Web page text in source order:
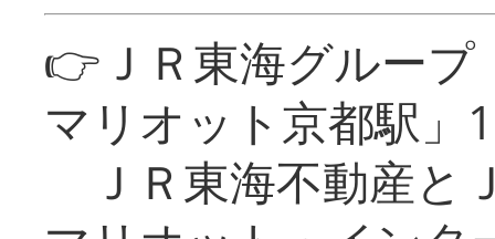
👉ＪＲ東海グルー
マリオット京都駅」
ＪＲ東海不動産と